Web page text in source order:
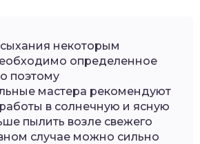
некоторым
определенное
поэтому
мастера рекомендуют
в солнечную и ясную
пылить возле свежего
случае можно сильно